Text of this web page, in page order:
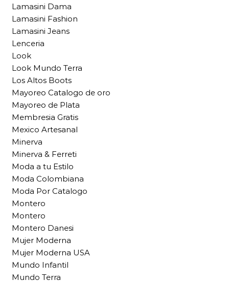
Lamasini Dama
Lamasini Fashion
Lamasini Jeans
Lenceria
Look
Look Mundo Terra
Los Altos Boots
Mayoreo Catalogo de oro
Mayoreo de Plata
Membresia Gratis
Mexico Artesanal
Minerva
Minerva & Ferreti
Moda a tu Estilo
Moda Colombiana
Moda Por Catalogo
Montero
Montero
Montero Danesi
Mujer Moderna
Mujer Moderna USA
Mundo Infantil
Mundo Terra